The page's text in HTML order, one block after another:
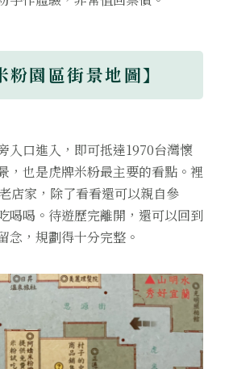
粉園區街景地圖】
入口進入，即可抵達1970台灣懷
，也是虎牌米粉最主要的看點。裡
店家，除了看看還可以親自參
喝喝。待遊歷完離開，還可以回到
念，規劃得十分完整。